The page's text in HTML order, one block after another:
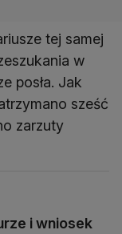
tej samej
w
posła. Jak
sześć
zarzuty
i wniosek